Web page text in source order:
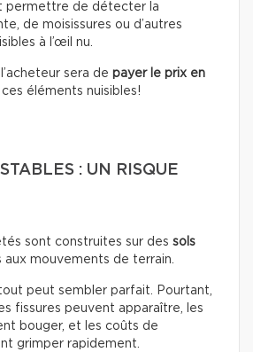
permettre de détecter la
de moisissures ou d’autres
à l’œil nu.
sera de payer le prix en
éléments nuisibles!
: UN RISQUE
sont construites sur des sols
aux mouvements de terrain.
peut sembler parfait. Pourtant,
fissures peuvent apparaître, les
bouger, et les coûts de
grimper rapidement.